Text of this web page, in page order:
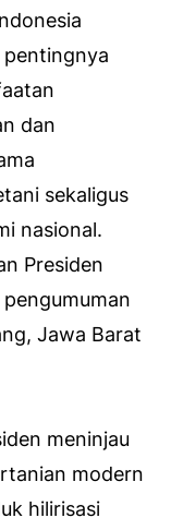
dan
sekaligus
nasional.
Presiden
Jawa Barat
meninjau
modern
hilirisasi